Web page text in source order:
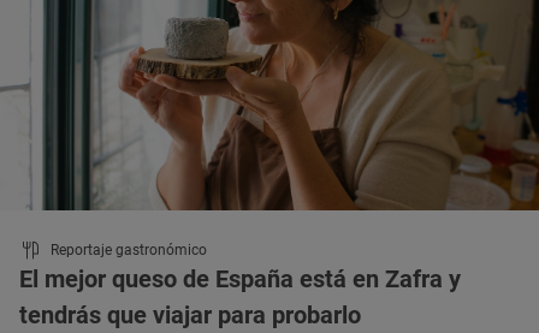
Reportaje gastronómico
El mejor queso de España está en Zafra y
tendrás que viajar para probarlo